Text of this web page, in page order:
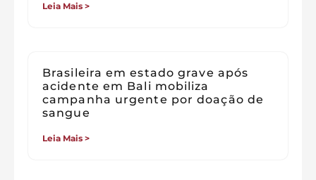
Leia Mais >
Brasileira em estado grave após
acidente em Bali mobiliza
campanha urgente por doação de
sangue
Leia Mais >